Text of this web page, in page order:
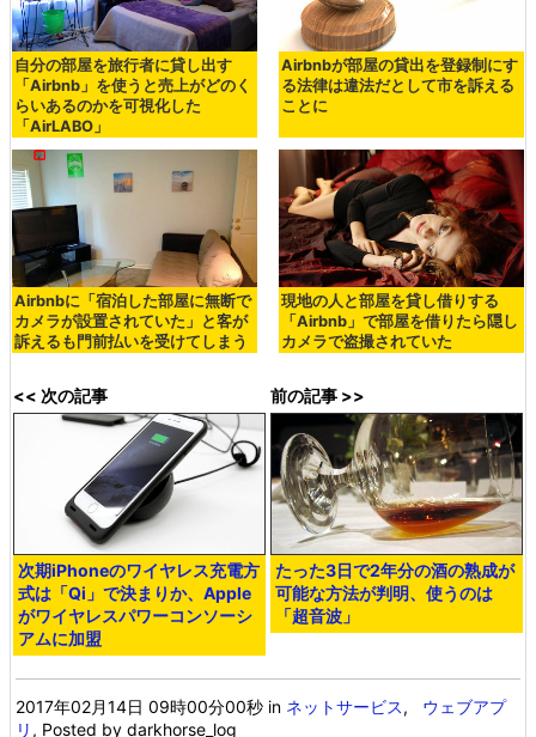
自分の部屋を旅行者に貸し出す
「Airbnb」を使うと売上がどのく
らいあるのかを可視化した
「AirLABO」
Airbnbが部屋の貸出を登録制にす
る法律は違法だとして市を訴える
ことに
Airbnbに「宿泊した部屋に無断で
カメラが設置されていた」と客が
訴えるも門前払いを受けてしまう
現地の人と部屋を貸し借りする
「Airbnb」で部屋を借りたら隠し
カメラで盗撮されていた
<< 次の記事
次期iPhoneのワイヤレス充電方
式は「Qi」で決まりか、Apple
がワイヤレスパワーコンソーシ
アムに加盟
前の記事 >>
たった3日で2年分の酒の熟成が
可能な方法が判明、使うのは
「超音波」
2017年02月14日 09時00分00秒 in ネットサービス, ウェブアプ
リ , Posted by darkhorse_log